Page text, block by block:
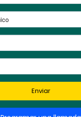
Enviar